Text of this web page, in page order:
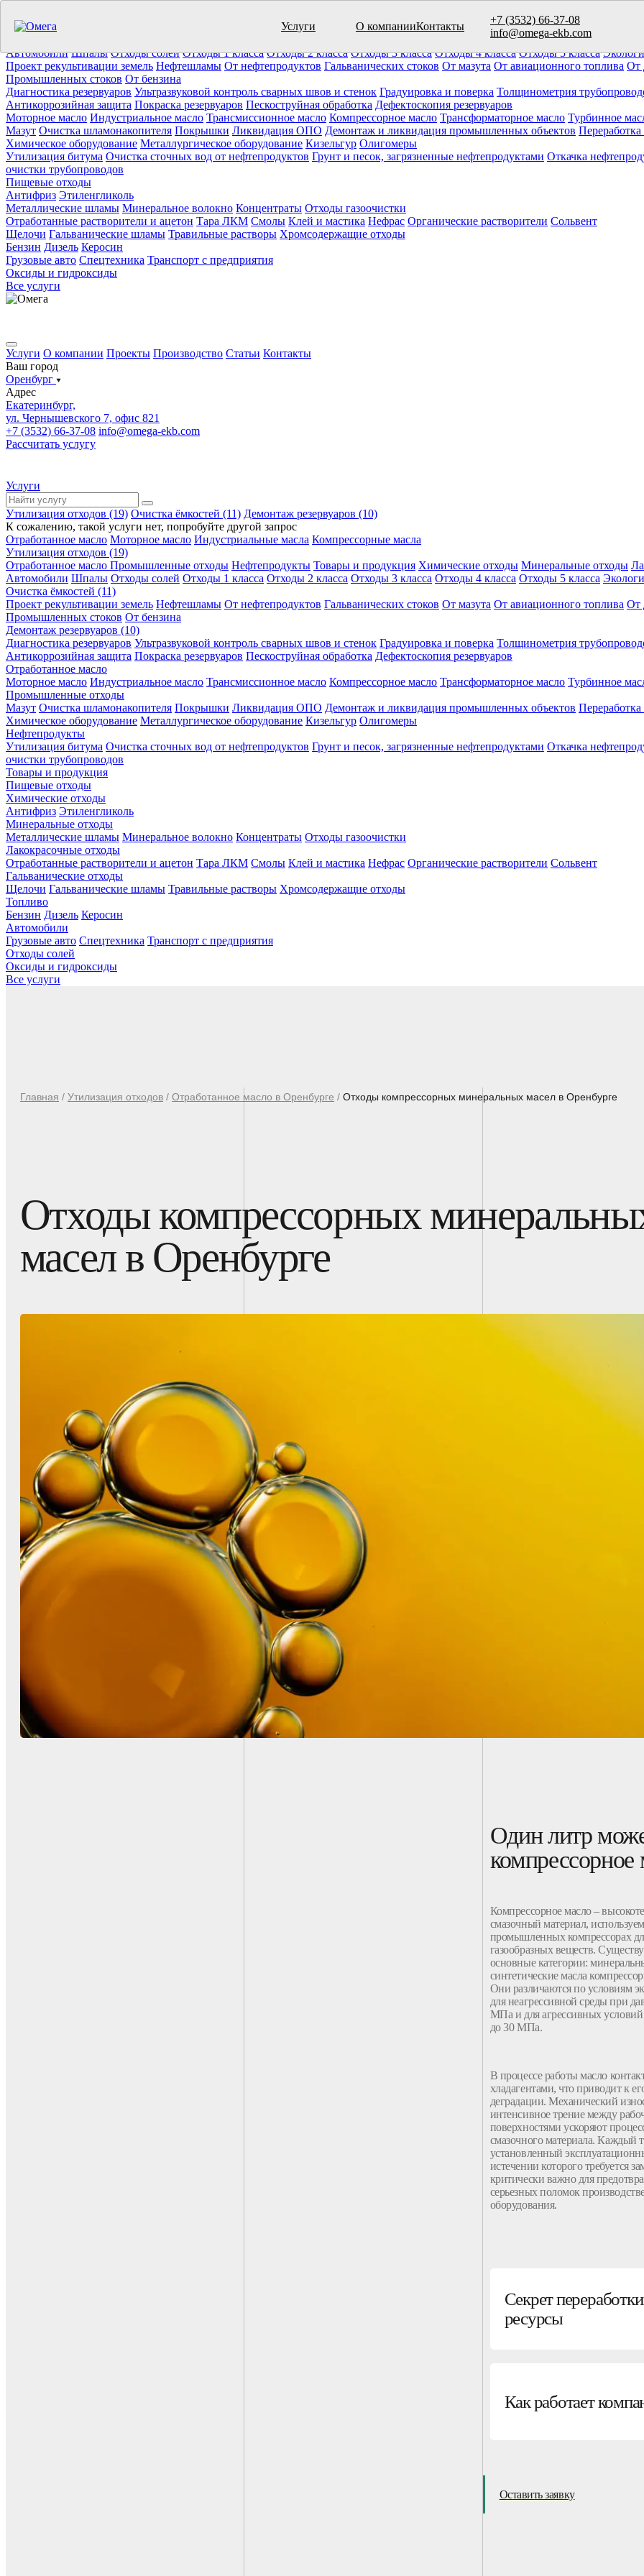
Услуги О компанииКонтакты
+7 (3532) 66-37-08
info@omega-ekb.com
Утилизация отходов (19)
Демонтаж резервуаров (10)
Химические отходы Минеральные отходы
Автомобили Шпалы Отходы солей Отходы 1 класса Отходы 2 класса Отходы 3 класса Отходы 4 класса Отходы 5 класса
Проект рекультивации земель Нефтешламы От нефтепродуктов Гальванических стоков От мазута От авиационного топлива От
Промышленных стоков От бензина
Диагностика резервуаров Ультразвуковой контроль сварных швов и стенок Градуировка и поверка Толщинометрия
Антикоррозийная защита Покраска резервуаров Пескоструйная обработка Дефектоскопия резервуаров
Моторное масло Индустриальное масло Трансмиссионное масло Компрессорное масло Трансформаторное масло Турбинное
Мазут Очистка шламонакопителя Покрышки Ликвидация ОПО Демонтаж и ликвидация промышленных объектов
Химическое оборудование Металлургическое оборудование Кизельгур Олигомеры
Утилизация битума Очистка сточных вод от нефтепродуктов Грунт и песок, загрязненные нефтепродуктами Откачка
очистки трубопроводов
Пищевые отходы
Антифриз Этиленгликоль
Металлические шламы Минеральное волокно Концентраты Отходы газоочистки
Отработанные растворители и ацетон Тара ЛКМ Смолы Клей и мастика Нефрас Органические растворители Сольвент
Щелочи Гальванические шламы Травильные растворы Хромсодержащие отходы
Бензин Дизель Керосин
Грузовые авто Спецтехника Транспорт с предприятия
Оксиды и гидроксиды
Все услуги
Услуги О компании Проекты Производство Статьи Контакты
Ваш город
Оренбург
Адрес
Екатеринбург,
ул. Чернышевского 7, офис 821
+7 (3532) 66-37-08 info@omega-ekb.com
Рассчитать услугу
Услуги
Утилизация отходов (19) Очистка ёмкостей (11) Демонтаж резервуаров (10)
К сожалению, такой услуги нет, попробуйте другой запрос
Отработанное масло Моторное масло Индустриальные масла Компрессорные масла
Утилизация отходов (19)
Отработанное масло Промышленные отходы Нефтепродукты Товары и продукция Химические отходы Минеральные отходы
Автомобили Шпалы Отходы солей Отходы 1 класса Отходы 2 класса Отходы 3 класса Отходы 4 класса Отходы 5 класса
Очистка ёмкостей (11)
Проект рекультивации земель Нефтешламы От нефтепродуктов Гальванических стоков От мазута От авиационного топлива От
Промышленных стоков От бензина
Демонтаж резервуаров (10)
Диагностика резервуаров Ультразвуковой контроль сварных швов и стенок Градуировка и поверка Толщинометрия
Антикоррозийная защита Покраска резервуаров Пескоструйная обработка Дефектоскопия резервуаров
Отработанное масло
Моторное масло Индустриальное масло Трансмиссионное масло Компрессорное масло Трансформаторное масло Турбинное
Промышленные отходы
Мазут Очистка шламонакопителя Покрышки Ликвидация ОПО Демонтаж и ликвидация промышленных объектов
Химическое оборудование Металлургическое оборудование Кизельгур Олигомеры
Нефтепродукты
Утилизация битума Очистка сточных вод от нефтепродуктов Грунт и песок, загрязненные нефтепродуктами Откачка
очистки трубопроводов
Товары и продукция
Пищевые отходы
Химические отходы
Антифриз Этиленгликоль
Минеральные отходы
Металлические шламы Минеральное волокно Концентраты Отходы газоочистки
Лакокрасочные отходы
Отработанные растворители и ацетон Тара ЛКМ Смолы Клей и мастика Нефрас Органические растворители Сольвент
Гальванические отходы
Щелочи Гальванические шламы Травильные растворы Хромсодержащие отходы
Топливо
Бензин Дизель Керосин
Автомобили
Грузовые авто Спецтехника Транспорт с предприятия
Отходы солей
Оксиды и гидроксиды
Все услуги
Главная / Утилизация отходов / Отработанное масло в Оренбурге / Отходы компрессорных минеральных масел в Оренбурге
Отходы компрессорных
масел в Оренбурге
Один литр
компрессорное
Компрессорное масло–
смазочный материал,
промышленных компрессорах
газообразных веществ.
основные категории:
синтетические масла
Они различаются по условиям
для неагрессивной среды при
МПа и для агрессивных
до 30 МПа.
В процессеработы масло
хладагентами, что приводит к
деградации. Механический
интенсивное трение между
поверхностями ускоряют
смазочного материала. Каждый
установленный
истечении которого требуется
критически важно для
серьезных поломок
оборудования.
Секрет
ресурсы
Как работает
Оставить заявку